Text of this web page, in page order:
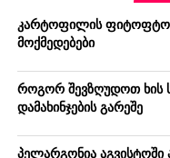
კარტოფილის
მოქმედებები
როგორ შევზღუდოთ ხის
დამახინჯების გარეშე
პელარგონია